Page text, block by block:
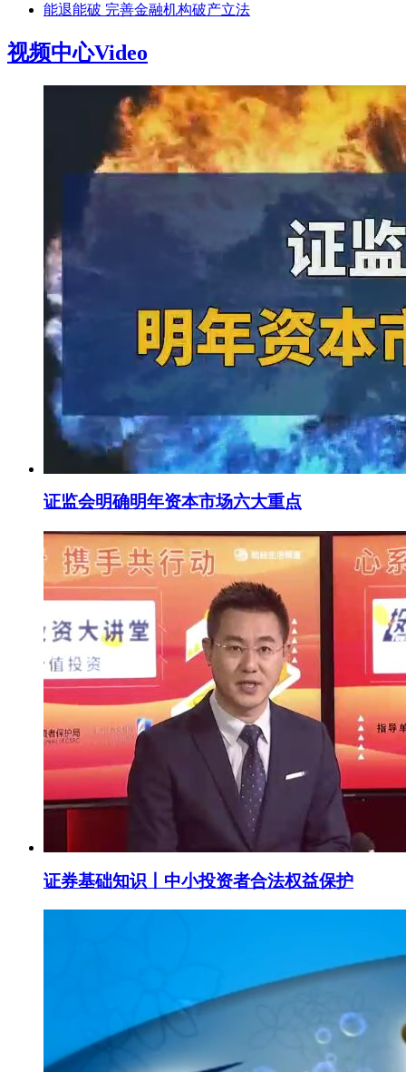
能退能破 完善金融机构破产立法
视频中心Video
证监会明确明年资本市场六大重点
证券基础知识丨中小投资者合法权益保护